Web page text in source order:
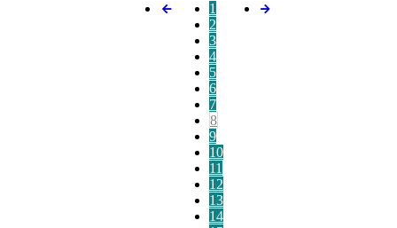
1
2
3
4
5
6
7
8
9
10
11
12
13
14